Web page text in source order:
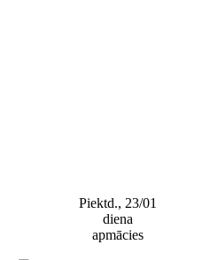
Piektd., 23/01
diena
apmācies